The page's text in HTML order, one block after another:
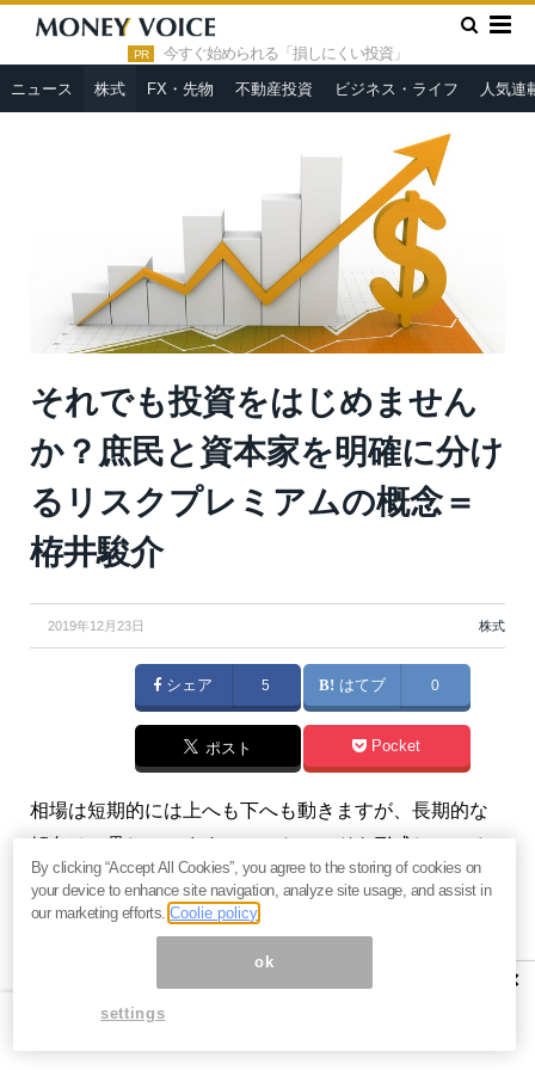
PR 今すぐ始められる「損しにくい投資」
ニュース 株式 FX・先物 不動産投資 ビジネス・ライフ 人気連
HOME » 株式 »
それでも投資をはじめませんか？庶民と資本家
を明確に分けるリスクプレミアムの概念＝栫井駿介
それでも投資をはじめません
か？庶民と資本家を明確に分け
るリスクプレミアムの概念＝
栫井駿介
2019年12月23日 株式
シェア 5 はてブ 0
ポスト Pocket
相場は短期的には上へも下へも動きますが、長期的な
傾向は一貫しています。このトレンドを形成している
要因が、「経済成長」と「リスクプレミアム」です。
（『バリュー株投資家の見方｜つばめ投資顧問
×
By clicking “Accept All Cookies”, you agree to the storing of cookies on
your device to enhance site navigation, analyze site usage, and assist in
our marketing efforts.Coolie policy
ok
settings